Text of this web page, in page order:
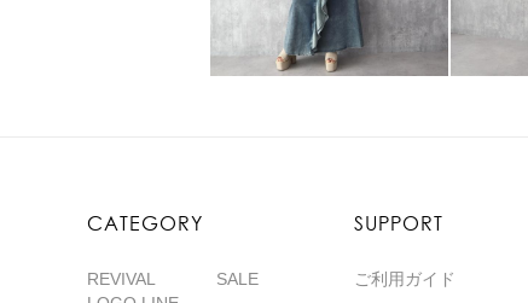
CATEGORY
REVIVAL
SALE
SUPPORT
ご利用ガイド